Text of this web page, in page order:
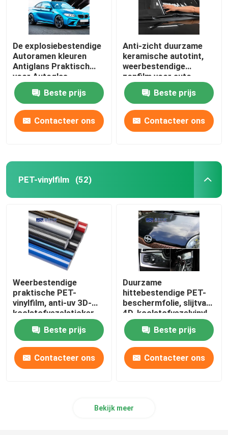
TPU-de Film van de Verfbescherming
TPH Lakbeschermingsfolie
Autoramentint
PET-vinylfilm
De Vinylfilm van pvc
Car Wrap-tool
De Beschermer van het autowindscherm
Producten voor auto-onderhoud
De explosiebestendige
Autoramen kleuren
Antiglans Praktisch
voor Autoglas
Beste prijs
Contacteer ons
Anti-zicht duurzame
keramische autotint,
weerbestendige
zonfilm voor auto
Beste prijs
Contacteer ons
PET-vinylfilm (52)
Weerbestendige
praktische PET-
vinylfilm, anti-uv 3D-
koolstofvezelsticker
Beste prijs
Contacteer ons
Duurzame
hittebestendige PET-
beschermfolie, slijtvast
4D-koolstofvezelvinyl
Beste prijs
Contacteer ons
Bekijk meer